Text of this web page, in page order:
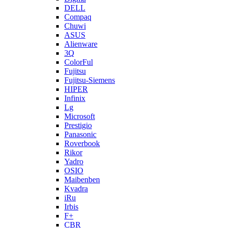
DELL
Compaq
Chuwi
ASUS
Alienware
3Q
ColorFul
Fujitsu
Fujitsu-Siemens
HIPER
Infinix
Lg
Microsoft
Prestigio
Panasonic
Roverbook
Rikor
Yadro
OSIO
Maibenben
Kvadra
iRu
Irbis
F+
CBR